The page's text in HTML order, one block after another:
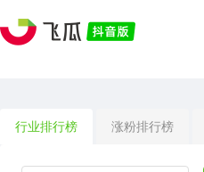
行业排行榜 涨粉排行榜